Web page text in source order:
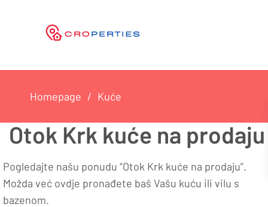
Homepage Kuće
Otok Krk kuće na prodaju
Pogledajte našu ponudu “Otok Krk kuće na prodaju”.
Možda već ovdje pronađete baš Vašu kuću ili vilu s
bazenom.